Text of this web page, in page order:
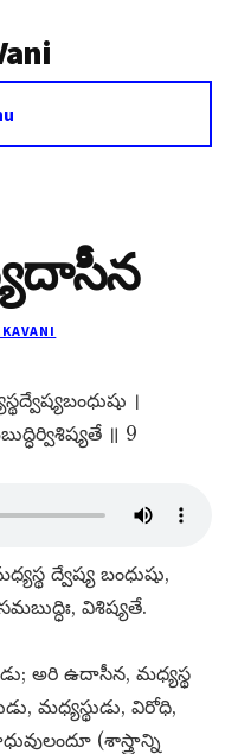
।
॥ 9
ద్వేష్య బంధుషు,
విశిష్యతే.
అరి ఉదాసీన, మధ్యస్థ
మధ్యస్థుడు, విరోధి,
(శాస్త్రాన్ని